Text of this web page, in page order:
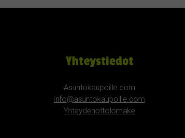
Yhteystiedot
Asuntokaupoille.com
info@asuntokaupoille.com
Yhteydenottolomake